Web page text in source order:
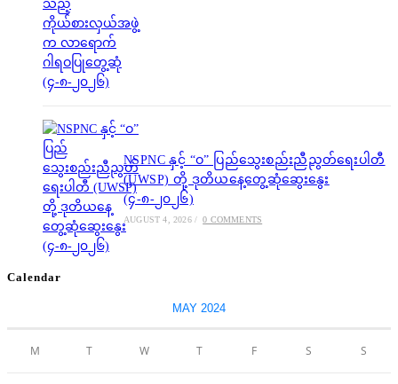
NSPNC နှင့် “ဝ” ပြည်သွေးစည်းညီညွတ်ရေးပါတီ
(UWSP) တို့ ဒုတိယနေ့တွေ့ဆုံဆွေးနွေး
(၄-၈-၂၀၂၆)
AUGUST 4, 2026 / 0 COMMENTS
Calendar
MAY 2024
M T W T F S S